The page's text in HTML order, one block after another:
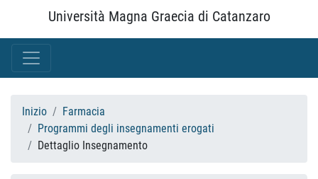
Università Magna Graecia di Catanzaro
Inizio
Farmacia
Programmi degli insegnamenti erogati
Dettaglio Insegnamento